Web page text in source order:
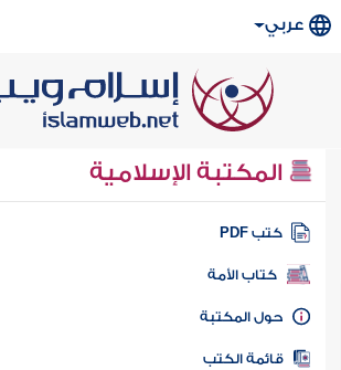
عربي
المكتبة الإسلامية
كتب PDF
كتاب الأمة
المكتبة